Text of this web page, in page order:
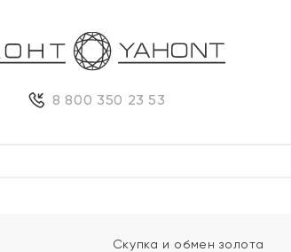
8 800 350 23 53
Скупка и обмен золота